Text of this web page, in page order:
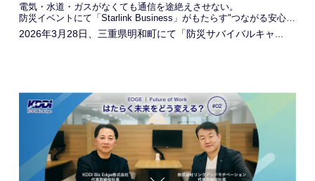
電気・水道・ガスがなくても通信を途絶えさせない。
防災イベントにて「Starlink Business」がもたらす"つながる安心感"を発信
2026年3月28日、三重県明和町にて「防災サバイバルキャ...